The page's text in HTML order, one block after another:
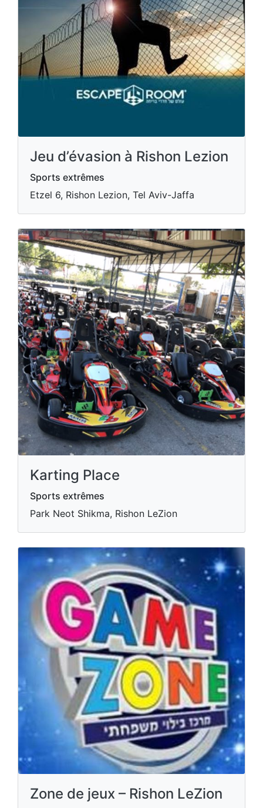
Jeu d’évasion à Rishon Lezion
Sports extrêmes
Etzel 6, Rishon Lezion, Tel Aviv-Jaffa
Karting Place
Sports extrêmes
Park Neot Shikma, Rishon LeZion
Zone de jeux – Rishon LeZion